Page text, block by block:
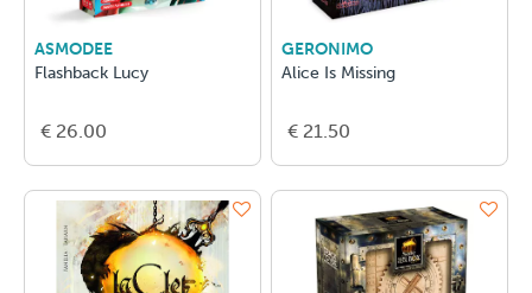
ASMODEE
Flashback Lucy
€ 26.00
GERONIMO
Alice Is Missing
€ 21.50